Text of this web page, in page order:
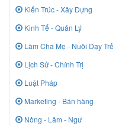
Kiến Trúc - Xây Dựng
Kinh Tế - Quản Lý
Làm Cha Mẹ - Nuôi Dạy Trẻ
Lịch Sử - Chính Trị
Luật Pháp
Marketing - Bán hàng
Nông - Lâm - Ngư